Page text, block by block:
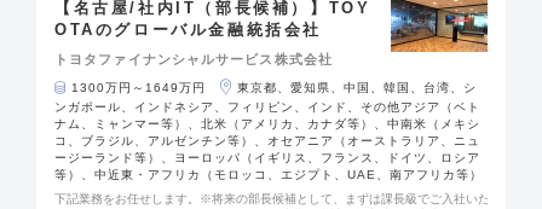
【名古屋/社内IT（部長候補）】TOY
OTAのグローバル金融統括会社
トヨタファイナンシャルサービス株式会社
1300万円～1649万円
東京都、愛知県、中国、韓国、台湾、シ
ンガポール、インドネシア、フィリピン、インド、その他アジア（ベト
ナム、ミャンマー等）、北米（アメリカ、カナダ等）、中南米（メキシ
コ、ブラジル、アルゼンチン等）、オセアニア（オーストラリア、ニュ
ージーランド等）、ヨーロッパ（イギリス、フランス、ドイツ、ロシア
等）、中近東・アフリカ（モロッコ、エジプト、UAE、南アフリカ等）
下記業務をお任せします。※将来の部長候補として、まずは課長級でご入社いた